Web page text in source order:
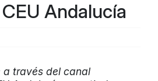
Andalucía
a través del canal